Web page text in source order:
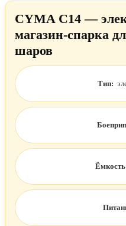
CYMA C14 —
магазин-спарка
шаров
Тип: